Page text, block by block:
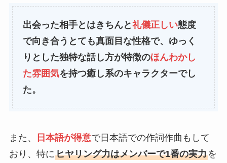
出会った相手とはきちんと礼儀正しい態度
で向き合うとても真面目な性格で、ゆっく
りとした独特な話し方が特徴のほんわかし
た雰囲気を持つ癒し系のキャラクターでし
た。
また、 日本語が得意で日本語での作詞作曲もして
おり、特にヒヤリング力はメンバーで1番の実力を